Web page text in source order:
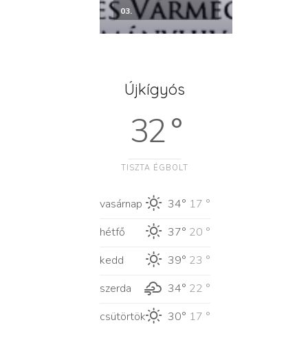
03.
Újkígyós
32 °
TISZTA ÉGBOLT
vasárnap 34° 17 °
hétfő
37° 20 °
kedd
39° 23 °
szerda
34° 22 °
csütörtök
30° 17 °